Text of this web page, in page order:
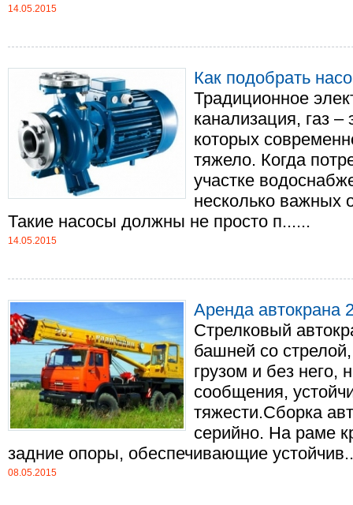
14.05.2015
Как подобрать
Традиционное
канализация, газ
которых
тяжело. Когда
участке
несколько важных
Такие насосы должны не просто п......
14.05.2015
Аренда автокрана
Стрелковый
башней со
грузом и без него,
сообщения,
тяжести.Сборка
серийно. На раме
задние опоры, обеспечивающие
08.05.2015